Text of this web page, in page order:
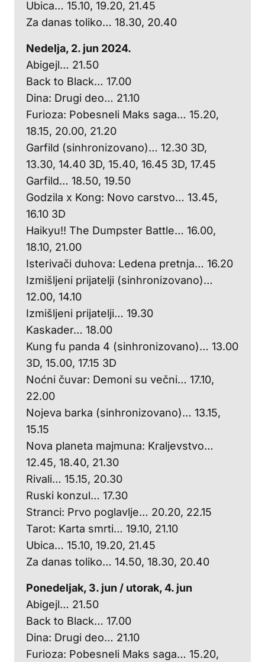
Ubica… 15.10, 19.20, 21.45
Za danas toliko… 18.30, 20.40
Nedelja, 2. jun 2024.
Abigejl… 21.50
Back to Black… 17.00
Dina: Drugi deo… 21.10
Furioza: Pobesneli Maks saga… 15.20,
18.15, 20.00, 21.20
Garfild (sinhronizovano)… 12.30 3D,
13.30, 14.40 3D, 15.40, 16.45 3D, 17.45
Garfild… 18.50, 19.50
Godzila x Kong: Novo carstvo… 13.45,
16.10 3D
Haikyu!! The Dumpster Battle… 16.00,
18.10, 21.00
Isterivači duhova: Ledena pretnja… 16.20
Izmišljeni prijatelji (sinhronizovano)…
12.00, 14.10
Izmišljeni prijatelji… 19.30
Kaskader… 18.00
Kung fu panda 4 (sinhronizovano)… 13.00
3D, 15.00, 17.15 3D
Noćni čuvar: Demoni su večni… 17.10,
22.00
Nojeva barka (sinhronizovano)… 13.15,
15.15
Nova planeta majmuna: Kraljevstvo…
12.45, 18.40, 21.30
Rivali… 15.15, 20.30
Ruski konzul… 17.30
Stranci: Prvo poglavlje… 20.20, 22.15
Tarot: Karta smrti… 19.10, 21.10
Ubica… 15.10, 19.20, 21.45
Za danas toliko… 14.50, 18.30, 20.40
Ponedeljak, 3. jun / utorak, 4. jun
Abigejl… 21.50
Back to Black… 17.00
Dina: Drugi deo… 21.10
Furioza: Pobesneli Maks saga… 15.20,